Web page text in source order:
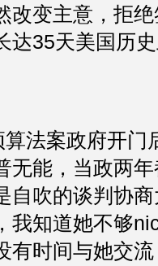
改变主意，拒
达35天美国历
法案政府开门
无能，当政两
自吹的谈判协
我知道她不够
有时间与她交